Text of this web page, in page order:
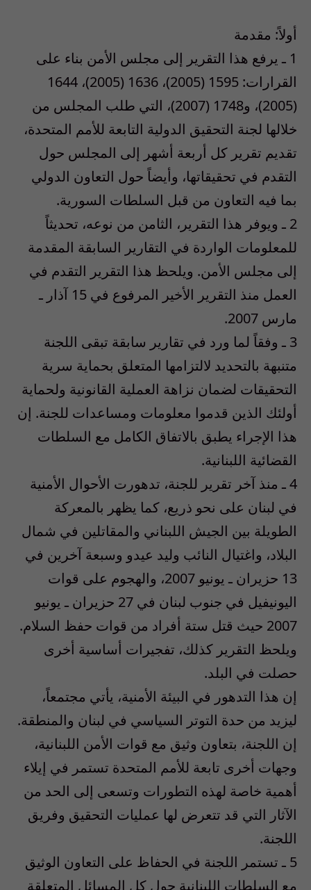
أولاً: مقدمة
1 ـ يرفع هذا التقرير إلى مجلس الأمن بناء على
القرارات: 1595 (2005)، 1636 (2005)، 1644
(2005)، و1748 (2007)، التي طلب المجلس من
خلالها لجنة التحقيق الدولية التابعة للأمم المتحدة،
تقديم تقرير كل أربعة أشهر إلى المجلس حول
التقدم في تحقيقاتها، وأيضاً حول التعاون الدولي
بما فيه التعاون من قبل السلطات السورية.
2 ـ ويوفر هذا التقرير، الثامن من نوعه، تحديثاً
للمعلومات الواردة في التقارير السابقة المقدمة
إلى مجلس الأمن. ويلحظ هذا التقرير التقدم في
العمل منذ التقرير الأخير المرفوع في 15 آذار ـ
مارس 2007.
3 ـ وفقاً لما ورد في تقارير سابقة تبقى اللجنة
متنبهة بالتحديد لالتزامها المتعلق بحماية سرية
التحقيقات لضمان نزاهة العملية القانونية ولحماية
أولئك الذين قدموا معلومات ومساعدات للجنة. إن
هذا الإجراء يطبق بالاتفاق الكامل مع السلطات
القضائية اللبنانية.
4 ـ منذ آخر تقرير للجنة، تدهورت الأحوال الأمنية
في لبنان على نحو ذريع، كما يظهر بالمعركة
الطويلة بين الجيش اللبناني والمقاتلين في شمال
البلاد، واغتيال النائب وليد عيدو وسبعة آخرين في
13 حزيران ـ يونيو 2007، والهجوم على قوات
اليونيفيل في جنوب لبنان في 27 حزيران ـ يونيو
2007 حيث قتل ستة أفراد من قوات حفظ السلام.
ويلحظ التقرير كذلك، تفجيرات أساسية أخرى
حصلت في البلد.
إن هذا التدهور في البيئة الأمنية، يأتي مجتمعاً،
ليزيد من حدة التوتر السياسي في لبنان والمنطقة.
إن اللجنة، بتعاون وثيق مع قوات الأمن اللبنانية،
وجهات أخرى تابعة للأمم المتحدة تستمر في إيلاء
أهمية خاصة لهذه التطورات وتسعى إلى الحد من
الآثار التي قد تتعرض لها عمليات التحقيق وفريق
اللجنة.
5 ـ تستمر اللجنة في الحفاظ على التعاون الوثيق
مع السلطات اللبنانية حول كل المسائل المتعلقة